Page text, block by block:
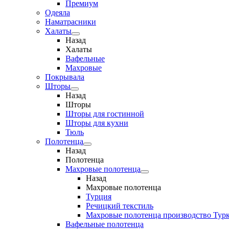
Премиум
Одеяла
Наматрасники
Халаты
Назад
Халаты
Вафельные
Махровые
Покрывала
Шторы
Назад
Шторы
Шторы для гостинной
Шторы для кухни
Тюль
Полотенца
Назад
Полотенца
Махровые полотенца
Назад
Махровые полотенца
Турция
Речицкий текстиль
Махровые полотенца производство
Вафельные полотенца